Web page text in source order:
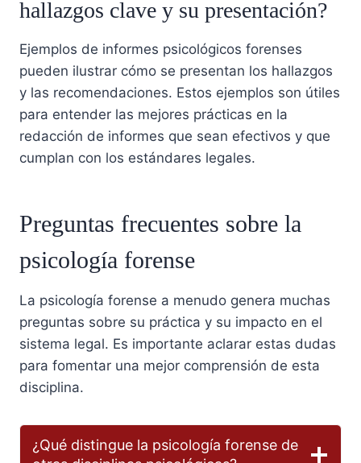
hallazgos clave y su presentación?
Ejemplos de informes psicológicos forenses
pueden ilustrar cómo se presentan los hallazgos
y las recomendaciones. Estos ejemplos son útiles
para entender las mejores prácticas en la
redacción de informes que sean efectivos y que
cumplan con los estándares legales.
Preguntas frecuentes sobre la
psicología forense
La psicología forense a menudo genera muchas
preguntas sobre su práctica y su impacto en el
sistema legal. Es importante aclarar estas dudas
para fomentar una mejor comprensión de esta
disciplina.
¿Qué distingue la psicología forense de